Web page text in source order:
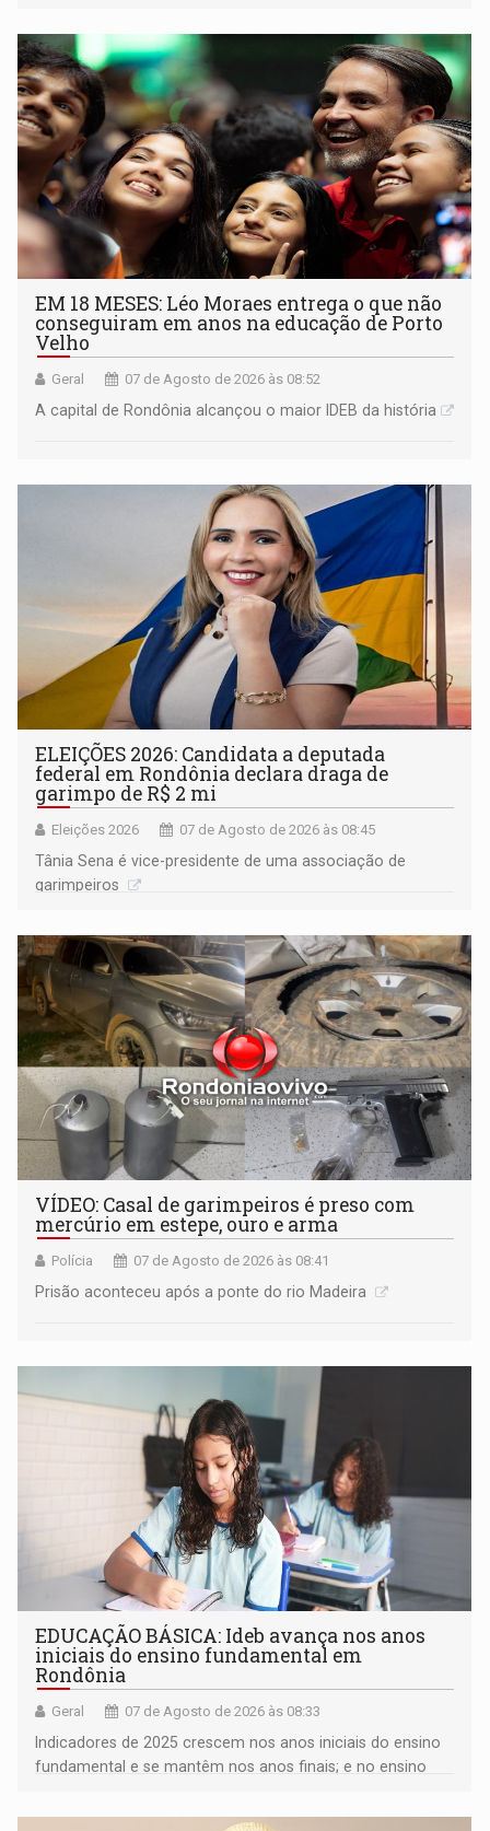
EM 18 MESES: Léo Moraes entrega o que não
conseguiram em anos na educação de Porto
Velho
Geral 07 de Agosto de 2026 às 08:52
A capital de Rondônia alcançou o maior IDEB da história
ELEIÇÕES 2026: Candidata a deputada
federal em Rondônia declara draga de
garimpo de R$ 2 mi
Eleições 2026 07 de Agosto de 2026 às 08:45
Tânia Sena é vice-presidente de uma associação de
garimpeiros
VÍDEO: Casal de garimpeiros é preso com
mercúrio em estepe, ouro e arma
Polícia 07 de Agosto de 2026 às 08:41
Prisão aconteceu após a ponte do rio Madeira
EDUCAÇÃO BÁSICA: Ideb avança nos anos
iniciais do ensino fundamental em
Rondônia
Geral 07 de Agosto de 2026 às 08:33
Indicadores de 2025 crescem nos anos iniciais do ensino
fundamental e se mantêm nos anos finais; e no ensino